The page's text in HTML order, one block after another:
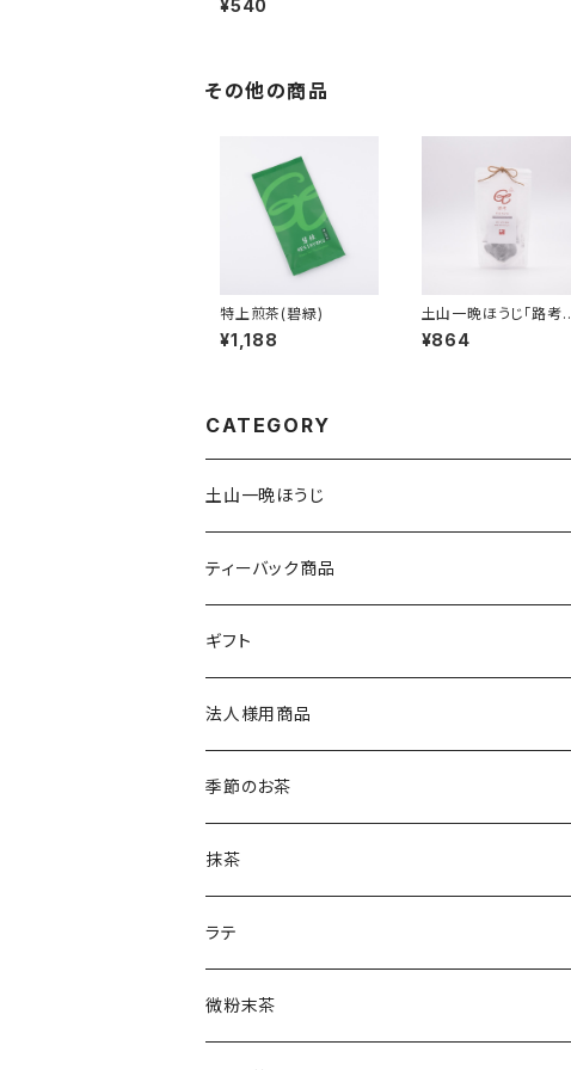
¥540
その他の商品
特上煎茶(碧緑)
¥1,188
土山一晩ほうじ「路考」
ティーバッグ
¥864
CATEGORY
土山一晩ほうじ
土山一晩ほうじ 木蘭（もくらん）
土山一晩ほうじ 路考（ろこう）
土山一晩ほうじフィナンシェ
ティーバック商品
緑茶のティーバック
和紅茶のティーバック
ほうじ茶のティーバック
土山一晩ほうじティーバッグ
ギフト
かぶせ茶
和紅茶とフィナンシェ
フィナンシェ
土山一晩ほうじ
法人様用商品
微粉末かぶせ茶
微粉末ほうじ茶
微粉末和紅茶
季節のお茶
新茶
刈下茶
水出しかぶせ茶
抹茶
ラテ
微粉末茶